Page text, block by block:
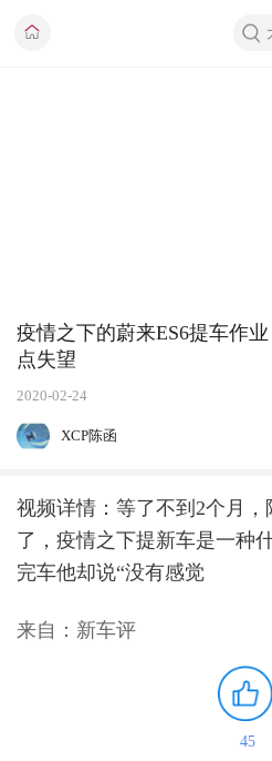
疫情之下的蔚来ES6提车作
点失望
2020-02-24
XCP陈函
视频详情：等了不到2个月，
了，疫情之下提新车是一种
完车他却说“没有感觉
来自：新车评
45